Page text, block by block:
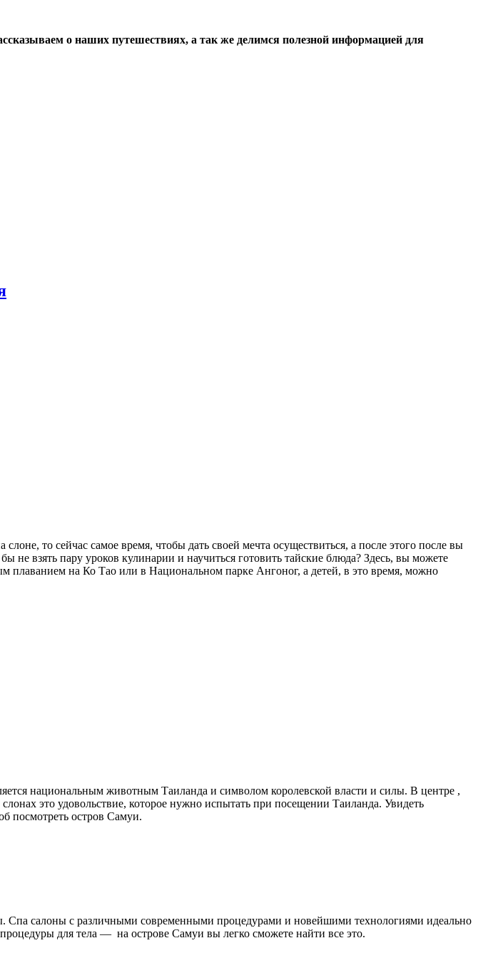
о наших путешествиях, а так же делимся полезной информацией для
то сейчас самое время, чтобы дать своей мечта осуществиться, а после этого после вы
взять пару уроков кулинарии и научиться готовить тайские блюда? Здесь, вы можете
плаванием на Ко Тао или в Национальном парке Ангоног, а детей, в это время, можно
национальным животным Таиланда и символом королевской власти и силы. В центре ,
это удовольствие, которое нужно испытать при посещении Таиланда. Увидеть
посмотреть остров Самуи.
Спа салоны с различными современными процедурами и новейшими технологиями идеально
для тела — на острове Самуи вы легко сможете найти все это.